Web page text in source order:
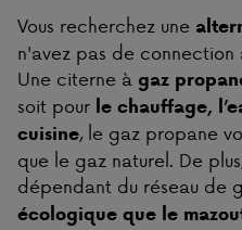
Vous recherchez une
n'avez pas de connection
Une citerne à gaz
soit pour le chauffage,
cuisine, le gaz propane
que le gaz naturel. De
dépendant du réseau de
écologique que le